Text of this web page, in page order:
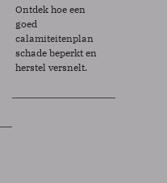
Ontdek hoe een
goed
calamiteitenplan
schade beperkt en
herstel versnelt.